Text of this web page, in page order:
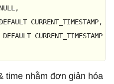
NULL ,
DEFAULT CURRENT_TIMESTAMP,
DEFAULT CURRENT_TIMESTAMP
time nhằm đơn giản hóa